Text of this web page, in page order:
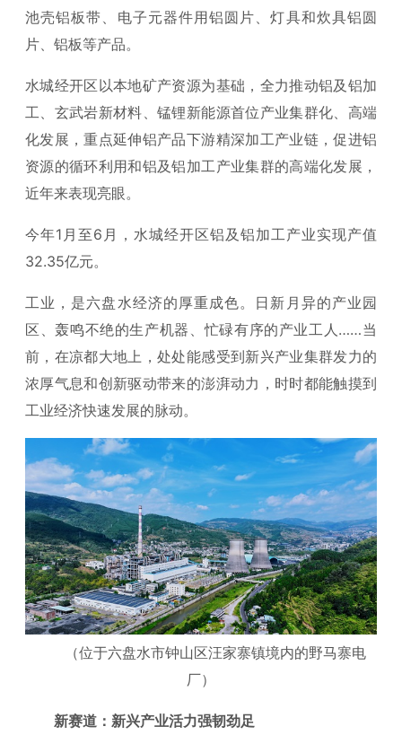
池壳铝板带、电子元器件用铝圆片、灯具和炊具铝圆
片、铝板等产品。
水城经开区以本地矿产资源为基础，全力推动铝及铝加
工、玄武岩新材料、锰锂新能源首位产业集群化、高端
化发展，重点延伸铝产品下游精深加工产业链，促进铝
资源的循环利用和铝及铝加工产业集群的高端化发展，
近年来表现亮眼。
今年1月至6月，水城经开区铝及铝加工产业实现产值
32.35亿元。
工业，是六盘水经济的厚重成色。日新月异的产业园
区、轰鸣不绝的生产机器、忙碌有序的产业工人……当
前，在凉都大地上，处处能感受到新兴产业集群发力的
浓厚气息和创新驱动带来的澎湃动力，时时都能触摸到
工业经济快速发展的脉动。
（位于六盘水市钟山区汪家寨镇境内的野马寨电
厂）
新赛道：新兴产业活力强韧劲足